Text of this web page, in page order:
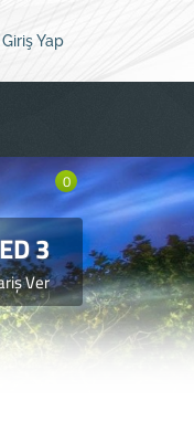
Giriş Yap
0
3
Ver